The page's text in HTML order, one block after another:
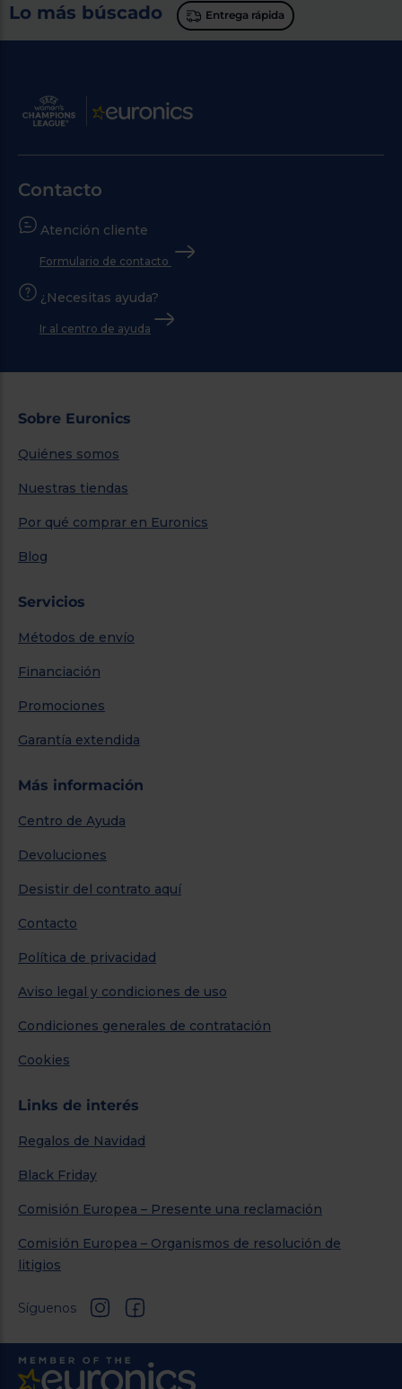
Lo más búscado Entrega rápida
Contacto
Atención cliente
Formulario de contacto
¿Necesitas ayuda?
Ir al centro de ayuda
Sobre Euronics
Quiénes somos
Nuestras tiendas
Por qué comprar en Euronics
Blog
Servicios
Métodos de envío
Financiación
Promociones
Garantía extendida
Más información
Centro de Ayuda
Devoluciones
Desistir del contrato aquí
Contacto
Política de privacidad
Aviso legal y condiciones de uso
Condiciones generales de contratación
Cookies
Links de interés
Regalos de Navidad
Black Friday
Comisión Europea – Presente una reclamación
Comisión Europea – Organismos de resolución de
litigios
Síguenos